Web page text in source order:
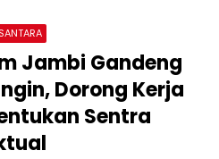
Jambi Gandeng
Dorong Kerja
Sentra